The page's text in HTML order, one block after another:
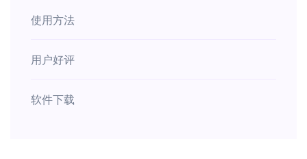
使用方法
用户好评
软件下载